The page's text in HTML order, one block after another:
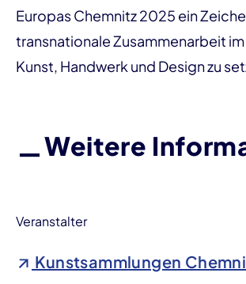
Europas Chemnitz 2025 ein
transnationale Zusammenarbeit
Kunst, Handwerk und Design zu
Weitere
Veranstalter
Kunstsammlungen